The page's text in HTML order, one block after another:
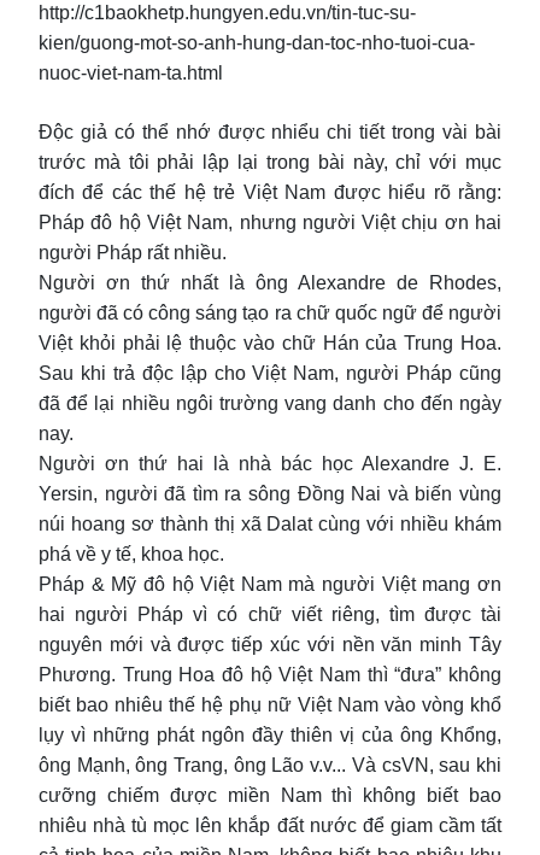
http://c1baokhetp.hungyen.edu.vn/tin-tuc-su-
kien/guong-mot-so-anh-hung-dan-toc-nho-tuoi-cua-
nuoc-viet-nam-ta.html
Độc giả có thể nhớ được nhiểu chi tiết trong vài bài
trước mà tôi phải lập lại trong bài này, chỉ với mục
đích để các thế hệ trẻ Việt Nam được hiểu rõ rằng:
Pháp đô hộ Việt Nam, nhưng người Việt chịu ơn hai
người Pháp rất nhiều.
Người ơn thứ nhất là ông Alexandre de Rhodes,
người đã có công sáng tạo ra chữ quốc ngữ để người
Việt khỏi phải lệ thuộc vào chữ Hán của Trung Hoa.
Sau khi trả độc lập cho Việt Nam, người Pháp cũng
đã để lại nhiều ngôi trường vang danh cho đến ngày
nay.
Người ơn thứ hai là nhà bác học Alexandre J. E.
Yersin, người đã tìm ra sông Đồng Nai và biến vùng
núi hoang sơ thành thị xã Dalat cùng với nhiều khám
phá về y tế, khoa học.
Pháp & Mỹ đô hộ Việt Nam mà người Việt mang ơn
hai người Pháp vì có chữ viết riêng, tìm được tài
nguyên mới và được tiếp xúc với nền văn minh Tây
Phương. Trung Hoa đô hộ Việt Nam thì “đưa” không
biết bao nhiêu thế hệ phụ nữ Việt Nam vào vòng khổ
lụy vì những phát ngôn đầy thiên vị của ông Khổng,
ông Mạnh, ông Trang, ông Lão v.v... Và csVN, sau khi
cưỡng chiếm được miền Nam thì không biết bao
nhiêu nhà tù mọc lên khắp đất nước để giam cầm tất